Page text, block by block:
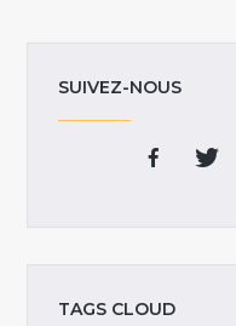
SUIVEZ-NOUS
TAGS CLOUD